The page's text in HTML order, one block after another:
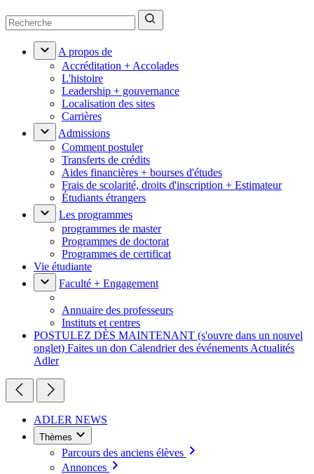
A propos de
Accréditation + Accolades
L'histoire
Leadership + gouvernance
Localisation des sites
Carrières
Admissions
Comment postuler
Transferts de crédits
Aides financières + bourses d'études
Frais de scolarité, droits d'inscription + Estimateur
Étudiants étrangers
Les programmes
programmes de master
Programmes de doctorat
Programmes de certificat
Vie étudiante
Faculté + Engagement
Annuaire des professeurs
Instituts et centres
POSTULEZ DÈS MAINTENANT (s'ouvre dans un nouvel
onglet) Faites un don Calendrier des événements Actualités
Adler
ADLER NEWS
Thèmes
Parcours des anciens élèves
Annonces